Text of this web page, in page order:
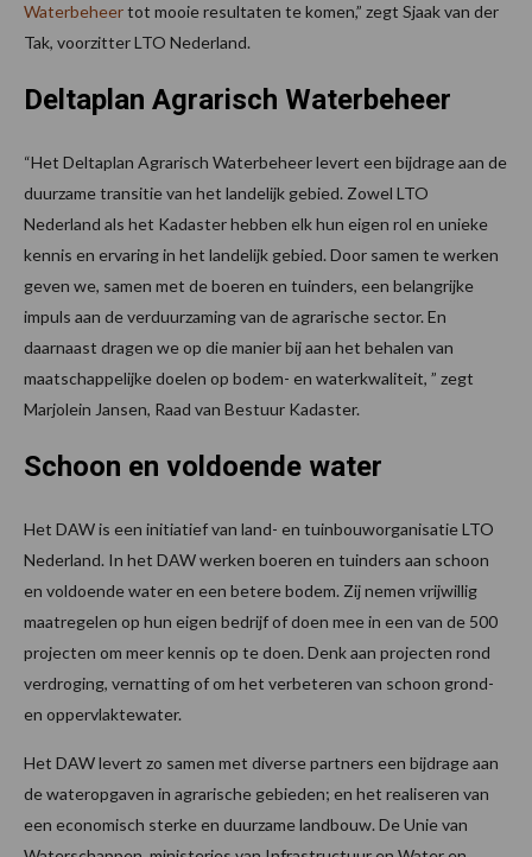
Waterbeheertot mooie resultaten te komen,” zegt Sjaak van der
Tak, voorzitter LTO Nederland.
Deltaplan Agrarisch Waterbeheer
“Het Deltaplan Agrarisch Waterbeheer levert een bijdrage aan de
duurzame transitie van het landelijk gebied. Zowel LTO
Nederland als het Kadaster hebben elk hun eigen rol en unieke
kennis en ervaring in het landelijk gebied. Door samen te werken
geven we, samen met de boeren en tuinders, een belangrijke
impuls aan de verduurzaming van de agrarische sector. En
daarnaast dragen we op die manier bij aan het behalen van
maatschappelijke doelen op bodem- en waterkwaliteit, ” zegt
Marjolein Jansen, Raad van Bestuur Kadaster.
Schoon en voldoende water
Het DAW is een initiatief van land- en tuinbouworganisatie LTO
Nederland. In het DAW werken boeren en tuinders aan schoon
en voldoende water en een betere bodem. Zij nemen vrijwillig
maatregelen op hun eigen bedrijf of doen mee in een van de 500
projecten om meer kennis op te doen. Denk aan projecten rond
verdroging, vernatting of om het verbeteren van schoon grond-
en oppervlaktewater.
Het DAW levert zo samen met diverse partners een bijdrage aan
de wateropgaven in agrarische gebieden; en het realiseren van
een economisch sterke en duurzame landbouw. De Unie van